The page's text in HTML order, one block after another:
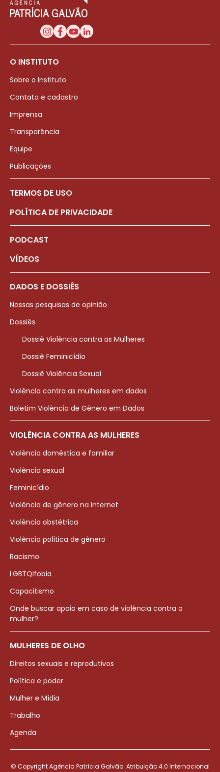
O INSTITUTO
Sobre o Instituto
Contato e cadastro
Imprensa
Transparência
Equipe
Publicações
TERMOS DE USO
POLÍTICA DE PRIVACIDADE
PODCAST
VÍDEOS
DADOS E DOSSIÊS
Nossas pesquisas de opinião
Dossiês
Dossiê Violência contra as Mulheres
Dossiê Feminicídio
Dossiê Violência Sexual
Violência contra as mulheres em dados
Boletim Violência de Gênero em Dados
VIOLÊNCIA CONTRA AS MULHERES
Violência doméstica e familiar
Violência sexual
Feminicídio
Violência de gênero na internet
Violência obstétrica
Violência política de gênero
Racismo
LGBTQIfobia
Capacitismo
Onde buscar apoio em caso de violência contra a
mulher?
MULHERES DE OLHO
Direitos sexuais e reprodutivos
Política e poder
Mulher e Mídia
Trabalho
Agenda
© Copyright Agência Patrícia Galvão. Atribuição 4.0 Internacional